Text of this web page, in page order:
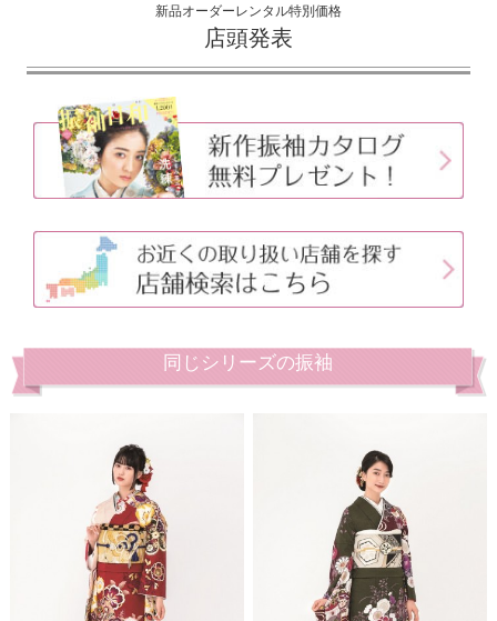
新品オーダーレンタル特別価格
店頭発表
同じシリーズの振袖